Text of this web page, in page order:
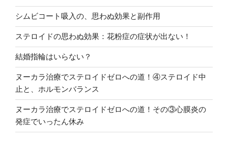
ン
シムビコート吸入の、思わぬ効果と副作用
ステロイドの思わぬ効果：花粉症の症状が出ない！
結婚指輪はいらない？
ヌーカラ治療でステロイドゼロへの道！④ステロイド中
止と、ホルモンバランス
ヌーカラ治療でステロイドゼロへの道！その③心膜炎の
発症でいったん休み